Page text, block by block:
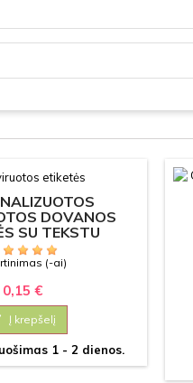
DOVANOS
SU TEKSTU
(-ai)
0,15 €
Į krepšelį
1 - 2 dienos.